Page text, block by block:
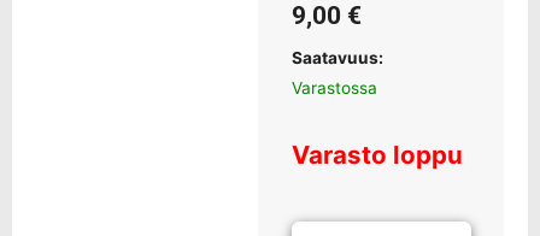
9,00 €
Saatavuus:
Varastossa
Varasto loppu